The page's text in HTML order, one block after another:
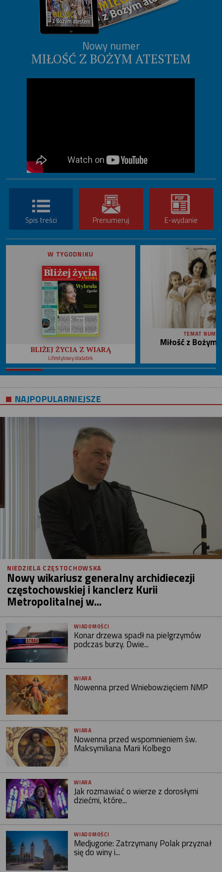
Nowy numer
MIŁOŚĆ Z BOŻYM ATESTEM
Spis treści Prenumeruj E-wydanie
W TYGODNIKU
BLIŻEJ ŻYCIA Z WIARĄ
Lifestylowy dodatek
TEMAT
Miłość z
NAJPOPULARNIEJSZE
NIEDZIELA CZĘSTOCHOWSKA
Nowy wikariusz generalny archidiecezji
częstochowskiej i kanclerz Kurii
Metropolitalnej w...
WIADOMOŚCI
Konar drzewa spadł na pielgrzymów
podczas burzy. Dwie...
WIARA
Nowenna przed Wniebowzięciem NMP
WIARA
Nowenna przed wspomnieniem św.
Maksymiliana Marii Kolbego
WIARA
Jak rozmawiać o wierze z dorosłymi
dziećmi, które...
WIADOMOŚCI
Medjugorie: Zatrzymany Polak przyznał
się do winy i...